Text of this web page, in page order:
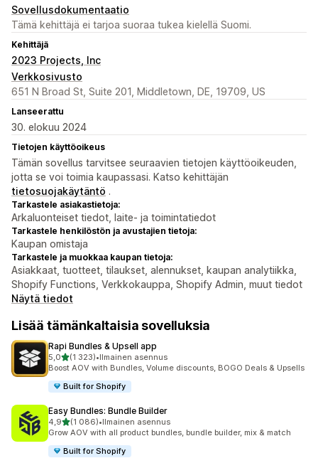
Sovellusdokumentaatio
Tämä kehittäjä ei tarjoa suoraa tukea kielellä Suomi.
Kehittäjä
2023 Projects, Inc
Verkkosivusto
651 N Broad St, Suite 201, Middletown, DE, 19709, US
Lanseerattu
30. elokuu 2024
Tietojen käyttöoikeus
Tämän sovellus tarvitsee seuraavien tietojen käyttöoikeuden,
jotta se voi toimia kaupassasi. Katso kehittäjän
tietosuojakäytäntö .
Tarkastele asiakastietoja:
Arkaluonteiset tiedot, laite- ja toimintatiedot
Tarkastele henkilöstön ja avustajien tietoja:
Kaupan omistaja
Tarkastele ja muokkaa kaupan tietoja:
Asiakkaat, tuotteet, tilaukset, alennukset, kaupan analytiikka,
Shopify Functions, Verkkokauppa, Shopify Admin, muut tiedot
Näytä tiedot
Lisää tämänkaltaisia sovelluksia
Rapi Bundles & Upsell app
5,0/ 5 tähteä
(1 323)
1323 arvostelua yhteensä
•Ilmainen asennus
Boost AOV with Bundles, Volume discounts, BOGO Deals & Upsells
Built for Shopify
Easy Bundles: Bundle Builder
4,9/ 5 tähteä
(1 086)
1086 arvostelua yhteensä
•Ilmainen asennus
Grow AOV with all product bundles, bundle builder, mix & match
Built for Shopify